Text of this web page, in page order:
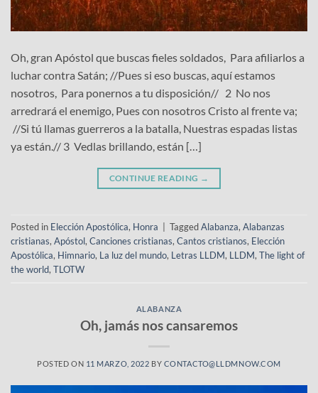
Oh, gran Apóstol que buscas fieles soldados, Para afiliarlos a
luchar contra Satán; //Pues si eso buscas, aquí estamos
nosotros, Para ponernos a tu disposición// 2 No nos
arredrará el enemigo, Pues con nosotros Cristo al frente va;
//Si tú llamas guerreros a la batalla, Nuestras espadas listas
ya están.// 3 Vedlas brillando, están […]
CONTINUE READING →
Posted in Elección Apostólica, Honra TaggedAlabanza, Alabanzas
cristianas, Apóstol, Canciones cristianas, Cantos cristianos, Elección
Apostólica, Himnario, La luz del mundo, Letras LLDM, LLDM, The light of
the world, TLOTW
ALABANZA
Oh, jamás nos cansaremos
POSTED ON 11 MARZO, 2022 BY CONTACTO@LLDMNOW.COM